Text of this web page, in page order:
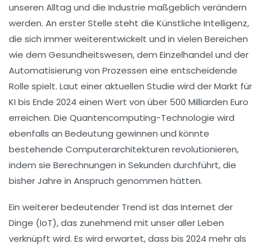
unseren Alltag und die Industrie maßgeblich verändern
werden. An erster Stelle steht die Künstliche Intelligenz,
die sich immer weiterentwickelt und in vielen Bereichen
wie dem Gesundheitswesen, dem Einzelhandel und der
Automatisierung von Prozessen eine entscheidende
Rolle spielt. Laut einer aktuellen Studie wird der Markt für
KI bis Ende 2024 einen Wert von über 500 Milliarden Euro
erreichen. Die Quantencomputing-Technologie wird
ebenfalls an Bedeutung gewinnen und könnte
bestehende Computerarchitekturen revolutionieren,
indem sie Berechnungen in Sekunden durchführt, die
bisher Jahre in Anspruch genommen hätten.
Ein weiterer bedeutender Trend ist das Internet der
Dinge (IoT), das zunehmend mit unser aller Leben
verknüpft wird. Es wird erwartet, dass bis 2024 mehr als